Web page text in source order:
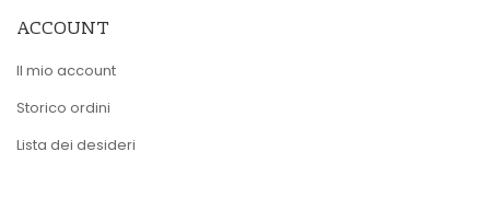
ACCOUNT
Il mio account
Storico ordini
Lista dei desideri